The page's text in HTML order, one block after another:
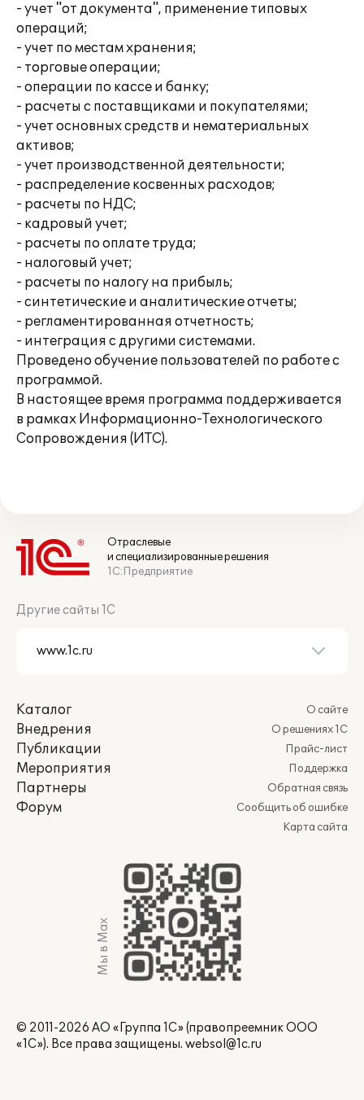
- учет "от документа", применение типовых
операций;
- учет по местам хранения;
- торговые операции;
- операции по кассе и банку;
- расчеты с поставщиками и покупателями;
- учет основных средств и нематериальных
активов;
- учет производственной деятельности;
- распределение косвенных расходов;
- расчеты по НДС;
- кадровый учет;
- расчеты по оплате труда;
- налоговый учет;
- расчеты по налогу на прибыль;
- синтетические и аналитические отчеты;
- регламентированная отчетность;
- интеграция с другими системами.
Проведено обучение пользователей по работе с
программой.
В настоящее время программа поддерживается
в рамках Информационно-Технологического
Сопровождения (ИТС).
Отраслевые
и специализированные решения
1С:Предприятие
Другие сайты 1С
Каталог
Внедрения
Публикации
Мероприятия
Партнеры
Форум
О сайте
О решениях 1С
Прайс-лист
Поддержка
Обратная связь
Сообщить об ошибке
Карта сайта
Мы в Max
© 2011-2026 АО «Группа 1С» (правопреемник ООО
«1С»). Все права защищены. websol@1c.ru